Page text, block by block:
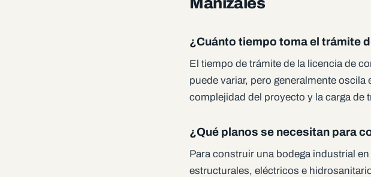
¿Cuánto tiempo toma el trámite
El tiempo de trámite de la licencia de
puede variar, pero generalmente
complejidad del proyecto y la carga de
¿Qué planos se necesitan para
Para construir una bodega industrial
estructurales, eléctricos e